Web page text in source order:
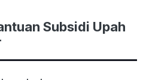
Subsidi Upah